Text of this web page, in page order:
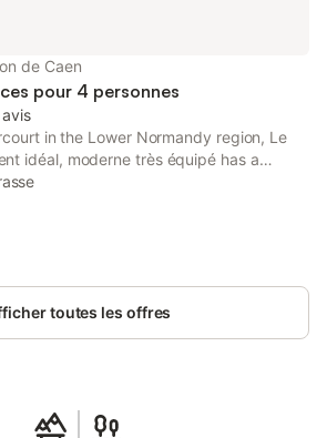
de Caen
pour 4 personnes
in the Lower Normandy region, Le
idéal, moderne très équipé has a
set 30 km from Caen Station, 31 km
Centre and 32 km from Michel
toutes les offres